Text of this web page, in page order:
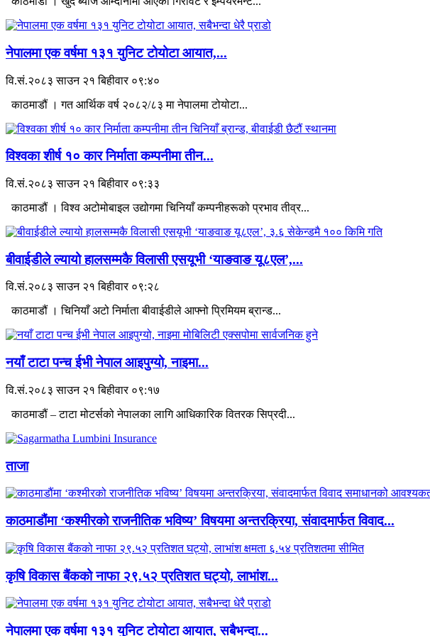
नेपालमा एक वर्षमा १३१ युनिट टोयोटा आयात,...
वि.सं.२०८३ साउन २१ बिहीवार ०९:४०
काठमाडौं । गत आर्थिक वर्ष २०८२/८३ मा नेपालमा टोयोटा...
विश्वका शीर्ष १० कार निर्माता कम्पनीमा तीन...
वि.सं.२०८३ साउन २१ बिहीवार ०९:३३
काठमाडौं । विश्व अटोमोबाइल उद्योगमा चिनियाँ कम्पनीहरूको प्रभाव तीव्र...
बीवाईडीले ल्यायो हालसम्मकै विलासी एसयूभी ‘याङवाङ यू८एल’,...
वि.सं.२०८३ साउन २१ बिहीवार ०९:२८
काठमाडौं । चिनियाँ अटो निर्माता बीवाईडीले आफ्नो प्रिमियम ब्रान्ड...
नयाँ टाटा पन्च ईभी नेपाल आइपुग्यो, नाइमा...
वि.सं.२०८३ साउन २१ बिहीवार ०९:१७
काठमाडौं – टाटा मोटर्सको नेपालका लागि आधिकारिक वितरक सिप्रदी...
ताजा
काठमाडौंमा ‘कश्मीरको राजनीतिक भविष्य’ विषयमा अन्तरक्रिया, संवादमार्फत विवाद...
कृषि विकास बैंकको नाफा २९.५२ प्रतिशत घट्यो, लाभांश...
नेपालमा एक वर्षमा १३१ युनिट टोयोटा आयात, सबैभन्दा...